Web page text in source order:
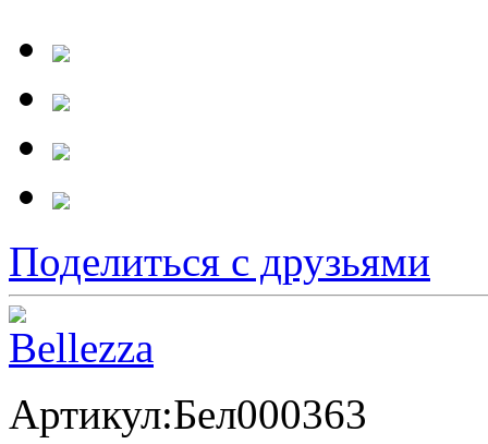
Поделиться с друзьями
Артикул:Бел000363